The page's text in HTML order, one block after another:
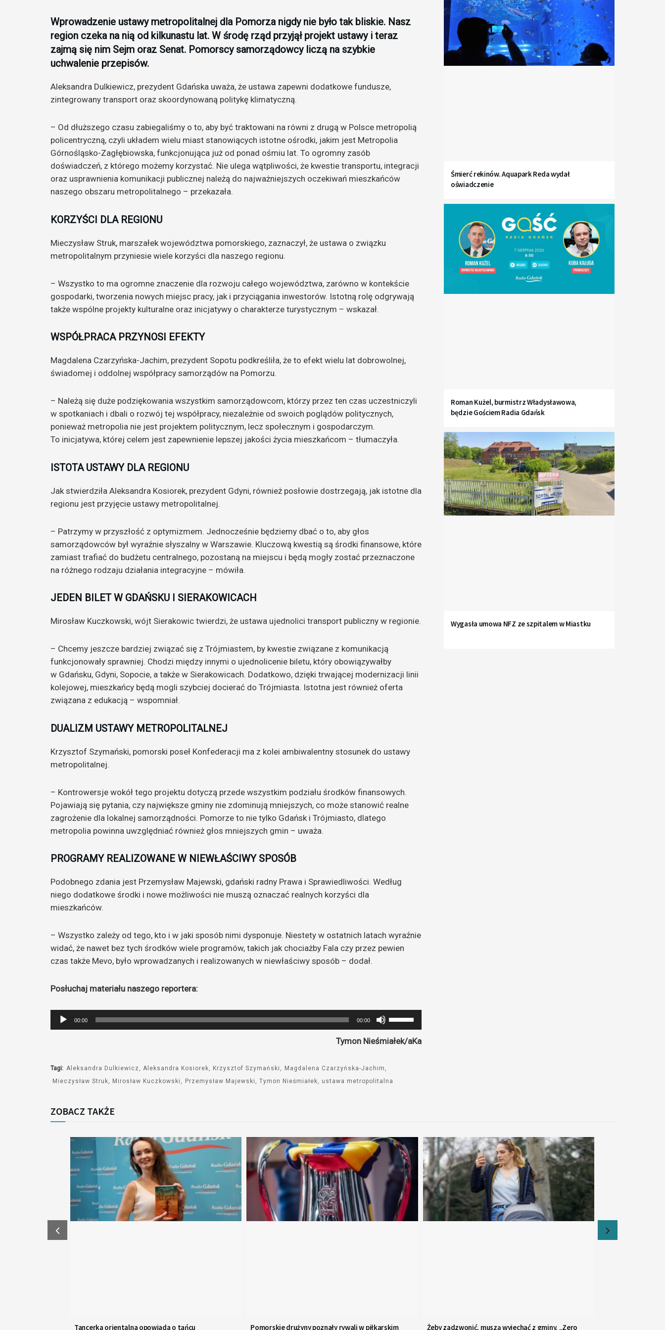
Wprowadzenie ustawy metropolitalnej dla Pomorza nigdy nie było tak bliskie. Nasz
region czeka na nią od kilkunastu lat. W środę rząd przyjął projekt ustawy i teraz
zajmą się nim Sejm oraz Senat. Pomorscy samorządowcy liczą na szybkie
uchwalenie przepisów.
Aleksandra Dulkiewicz, prezydent Gdańska uważa, że ustawa zapewni dodatkowe fundusze,
zintegrowany transport oraz skoordynowaną politykę klimatyczną.
– Od dłuższego czasu zabiegaliśmy o to, aby być traktowani na równi z drugą w Polsce metropolią
policentryczną, czyli układem wielu miast stanowiących istotne ośrodki, jakim jest Metropolia
Górnośląsko-Zagłębiowska, funkcjonująca już od ponad ośmiu lat. To ogromny zasób
doświadczeń, z którego możemy korzystać. Nie ulega wątpliwości, że kwestie transportu, integracji
oraz usprawnienia komunikacji publicznej należą do najważniejszych oczekiwań mieszkańców
naszego obszaru metropolitalnego – przekazała.
KORZYŚCI DLA REGIONU
Mieczysław Struk, marszałek województwa pomorskiego, zaznaczył, że ustawa o związku
metropolitalnym przyniesie wiele korzyści dla naszego regionu.
– Wszystko to ma ogromne znaczenie dla rozwoju całego województwa, zarówno w kontekście
gospodarki, tworzenia nowych miejsc pracy, jak i przyciągania inwestorów. Istotną rolę odgrywają
także wspólne projekty kulturalne oraz inicjatywy o charakterze turystycznym – wskazał.
WSPÓŁPRACA PRZYNOSI EFEKTY
Magdalena Czarzyńska-Jachim, prezydent Sopotu podkreśliła, że to efekt wielu lat dobrowolnej,
świadomej i oddolnej współpracy samorządów na Pomorzu.
– Należą się duże podziękowania wszystkim samorządowcom, którzy przez ten czas uczestniczyli
w spotkaniach i dbali o rozwój tej współpracy, niezależnie od swoich poglądów politycznych,
ponieważ metropolia nie jest projektem politycznym, lecz społecznym i gospodarczym.
To inicjatywa, której celem jest zapewnienie lepszej jakości życia mieszkańcom – tłumaczyła.
ISTOTA USTAWY DLA REGIONU
Jak stwierdziła Aleksandra Kosiorek, prezydent Gdyni, również posłowie dostrzegają, jak istotne dla
regionu jest przyjęcie ustawy metropolitalnej.
– Patrzymy w przyszłość z optymizmem. Jednocześnie będziemy dbać o to, aby głos
samorządowców był wyraźnie słyszalny w Warszawie. Kluczową kwestią są środki finansowe, które
zamiast trafiać do budżetu centralnego, pozostaną na miejscu i będą mogły zostać przeznaczone
na różnego rodzaju działania integracyjne – mówiła.
JEDEN BILET W GDAŃSKU I SIERAKOWICACH
Mirosław Kuczkowski, wójt Sierakowic twierdzi, że ustawa ujednolici transport publiczny w regionie.
– Chcemy jeszcze bardziej związać się z Trójmiastem, by kwestie związane z komunikacją
funkcjonowały sprawniej. Chodzi między innymi o ujednolicenie biletu, który obowiązywałby
w Gdańsku, Gdyni, Sopocie, a także w Sierakowicach. Dodatkowo, dzięki trwającej modernizacji linii
kolejowej, mieszkańcy będą mogli szybciej docierać do Trójmiasta. Istotna jest również oferta
związana z edukacją – wspomniał.
DUALIZM USTAWY METROPOLITALNEJ
Krzysztof Szymański, pomorski poseł Konfederacji ma z kolei ambiwalentny stosunek do ustawy
metropolitalnej.
– Kontrowersje wokół tego projektu dotyczą przede wszystkim podziału środków finansowych.
Pojawiają się pytania, czy największe gminy nie zdominują mniejszych, co może stanowić realne
zagrożenie dla lokalnej samorządności. Pomorze to nie tylko Gdańsk i Trójmiasto, dlatego
metropolia powinna uwzględniać również głos mniejszych gmin – uważa.
PROGRAMY REALIZOWANE W NIEWŁAŚCIWY SPOSÓB
Podobnego zdania jest Przemysław Majewski, gdański radny Prawa i Sprawiedliwości. Według
niego dodatkowe środki i nowe możliwości nie muszą oznaczać realnych korzyści dla
mieszkańców.
– Wszystko zależy od tego, kto i w jaki sposób nimi dysponuje. Niestety w ostatnich latach wyraźnie
widać, że nawet bez tych środków wiele programów, takich jak chociażby Fala czy przez pewien
czas także Mevo, było wprowadzanych i realizowanych w niewłaściwy sposób – dodał.
Posłuchaj materiału naszego reportera:
Odtwarzacz
plików
00:00 00:00
strzałek
do
do
zmniejszyć
głośność.
Tymon Nieśmiałek/aKa
Tagi: Aleksandra Dulkiewicz Aleksandra Kosiorek Krzysztof Szymański
Magdalena Czarzyńska-Jachim
Mieczysław Struk
Mirosław Kuczkowski Przemysław Majewski Tymon Nieśmiałek ustawa metropolitalna
Śmierć rekinów. Aquapark Reda wydał
oświadczenie
Roman Kużel, burmistrz Władysławowa,
będzie Gościem Radia Gdańsk
Wygasła umowa NFZ ze szpitalem w Miastku
ZOBACZ TAKŻE
Tancerka orientalna opowiada o tańcu Pomorskie drużyny poznały rywali w piłkarskim Żeby zadzwonić, muszą wyjechać z gminy. „Zero